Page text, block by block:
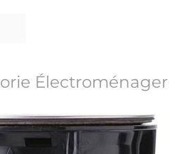
Électroménager